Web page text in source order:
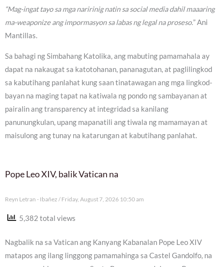
“Mag-ingat tayo sa mga naririnig natin sa social media dahil maaaring
ma-weaponize ang impormasyon sa labas ng legal na proseso.” Ani
Mantillas.
Sa bahagi ng Simbahang Katolika, ang mabuting pamamahala ay
dapat na nakaugat sa katotohanan, pananagutan, at paglilingkod
sa kabutihang panlahat kung saan tinatawagan ang mga lingkod-
bayan na maging tapat na katiwala ng pondo ng sambayanan at
pairalin ang transparency at integridad sa kanilang
panunungkulan, upang mapanatili ang tiwala ng mamamayan at
maisulong ang tunay na katarungan at kabutihang panlahat.
Pope Leo XIV, balik Vatican na
Reyn Letran - Ibañez Friday, August 7, 2026 10:50 am
5,382 total views
Nagbalik na sa Vatican ang Kanyang Kabanalan Pope Leo XIV
matapos ang ilang linggong pamamahinga sa Castel Gandolfo, na